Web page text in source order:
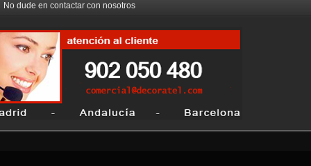
No dude en contactar con nosotros